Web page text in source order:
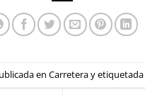
en Carreteray etiquetada